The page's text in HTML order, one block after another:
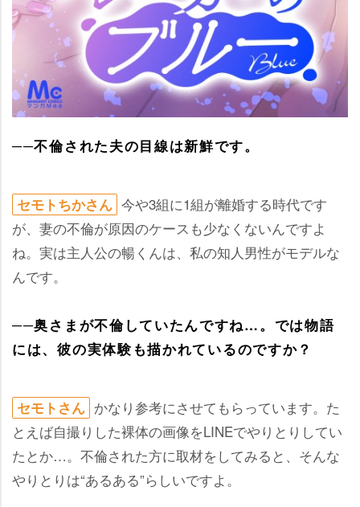
──不倫された夫の目線は新鮮です。
セモトちかさん 今や3組に1組が離婚する時代です
が、妻の不倫が原因のケースも少なくないんですよ
ね。実は主人公の暢くんは、私の知人男性がモデルな
んです。
──奥さまが不倫していたんですね…。では物語
には、彼の実体験も描かれているのですか？
セモトさん かなり参考にさせてもらっています。た
とえば自撮りした裸体の画像をLINEでやりとりしてい
たとか…。不倫された方に取材をしてみると、そんな
りとりは“あるある”らしいですよ。